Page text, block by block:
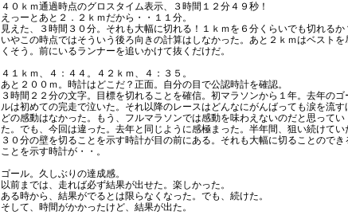
４０ｋｍ通過時点のグロスタイム表示、３時間１２分４９秒！
えっーとあと２．２ｋｍだから・・１１分。
見えた、３時間３０分。それも大幅に切れる！１ｋｍを６分くらいでも切れるか
いやこの時点ではそういう後ろ向きの計算はしなかった。あと２ｋｍはベストを
くそう。前にいるランナーを追いかけて抜くだけだ。
４１ｋｍ、４：４４。４２ｋｍ、４：３５。
あと２００ｍ。時計はどこだ？正面。自分の目で公認時計を確認。
３時間２２分の文字。目標を切れることを確信。初マラソンから１年。去年のゴ
ルは初めての完走で泣いた。それ以降のレースはどんなにがんばっても涙を流す
どの感動はなかった。もう、フルマラソンでは感動を味わえないのだと思ってい
た。でも、今回は違った。去年と同じように感極まった。半年間、狙い続けてい
３０分の壁を切ることを示す時計が目の前にある。それも大幅に切ることのでき
ことを示す時計が・・。
ゴール。久しぶりの達成感。
以前までは、走れば必ず結果が出せた。楽しかった。
ある時から、結果がでるとは限らなくなった。でも、続けた。
そして、時間がかかったけど、結果が出た。